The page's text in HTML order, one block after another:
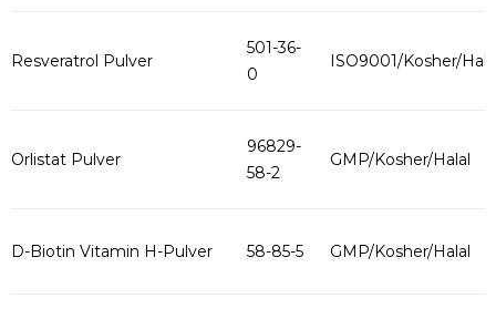
Resveratrol Pulver
501-36-
0
ISO9001/Kosher/
Orlistat Pulver
96829-
58-2
GMP/Kosher/Halal
D-Biotin Vitamin H-Pulver 58-85-5 GMP/Kosher/Halal